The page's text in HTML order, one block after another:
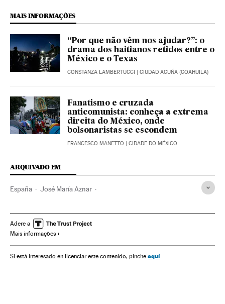
MAIS INFORMAÇÕES
“Por que não vêm nos ajudar?”: o
drama dos haitianos retidos entre o
México e o Texas
CONSTANZA LAMBERTUCCI | CIUDAD ACUÑA (COAHUILA)
Fanatismo e cruzada
anticomunista: conheça a extrema
direita do México, onde
bolsonaristas se escondem
FRANCESCO MANETTO | CIDADE DO MÉXICO
ARQUIVADO EM
España José María Aznar
México Indígenas Historia
Papa Francisco
Adere a
Mais informações
Si está interesado en licenciar este contenido, pinche aquí